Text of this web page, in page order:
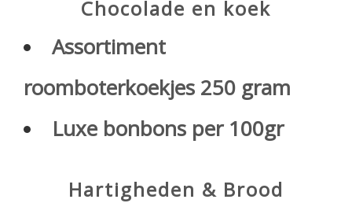
Chocolade en koek
Assortiment
roomboterkoekjes 250 gram
Luxe bonbons per 100gr
Hartigheden & Brood